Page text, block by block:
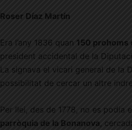
Roser Díaz Martín
Era l’any 1836 quan 150 prohoms
president accidental de la
La signava el vicari general de la
possibilitat de cercar un altre
Per llei, des de 1778, no es podia
parròquia de la Bonanova,